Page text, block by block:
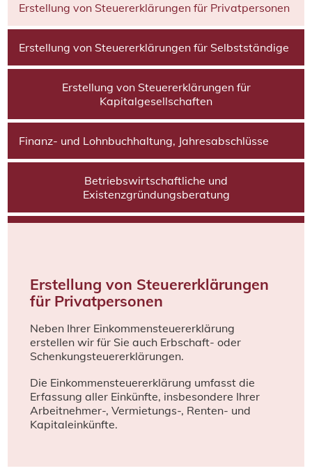
Erstellung von Steuererklärungen für Privatpersonen
Erstellung von Steuererklärungen für Selbstständige
Erstellung von Steuererklärungen für
Kapitalgesellschaften
Finanz- und Lohnbuchhaltung, Jahresabschlüsse
Betriebswirtschaftliche und
Existenzgründungsberatung
Erstellung von Steuererklärungen
für Privatpersonen
Neben Ihrer Einkommensteuererklärung
erstellen wir für Sie auch Erbschaft- oder
Schenkungsteuererklärungen.
Die Einkommensteuererklärung umfasst die
Erfassung aller Einkünfte, insbesondere Ihrer
Arbeitnehmer-, Vermietungs-, Renten- und
Kapitaleinkünfte.